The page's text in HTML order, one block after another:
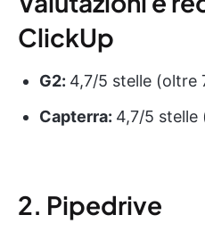
ClickUp
G2: 4,7/5 stelle (oltre
Capterra: 4,7/5 stelle
2. Pipedrive